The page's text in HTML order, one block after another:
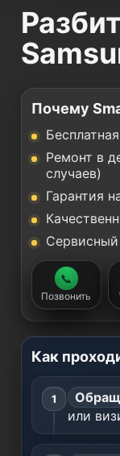
Почему
Ремонт в
случаев)
Гарантия
Сервисный
📞
Позвонить
Как
или